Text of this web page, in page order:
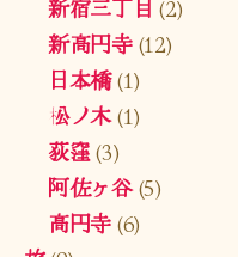
新宿三丁目 (2)
新高円寺(12)
日本橋(1)
松ノ木(1)
荻窪(3)
阿佐ヶ谷(5)
高円寺(6)